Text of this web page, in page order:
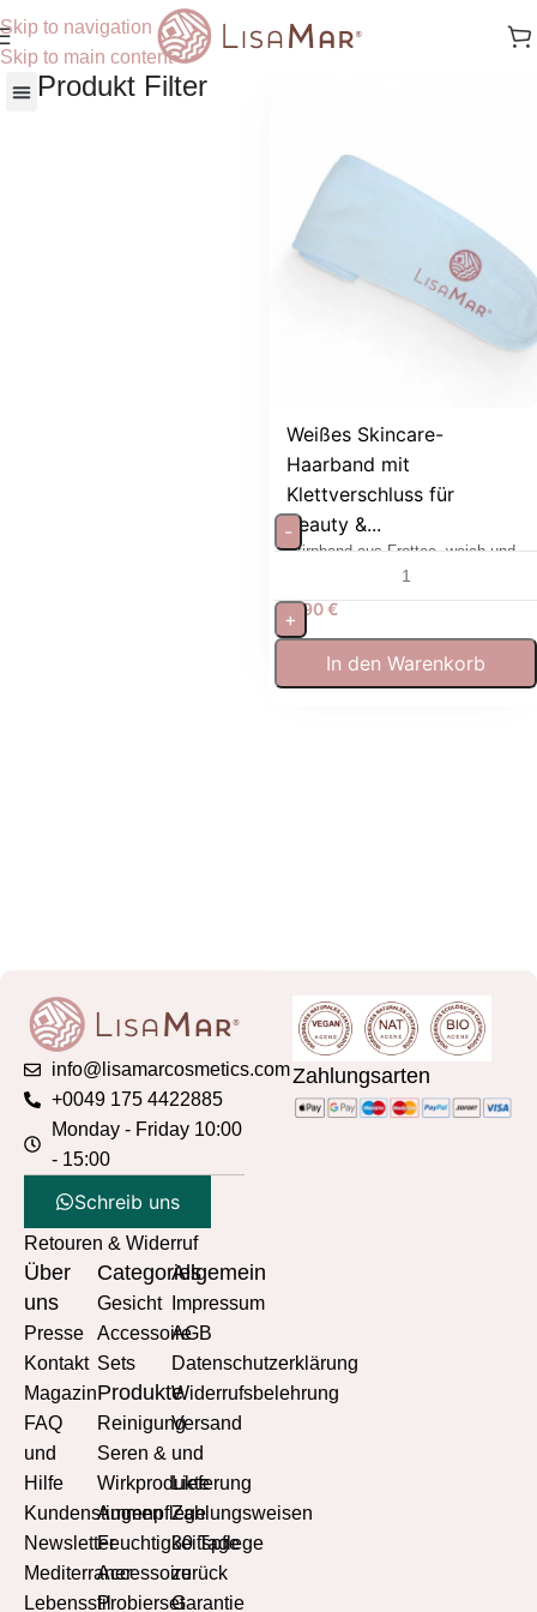
Skip to navigation
Skip to main content
Produkt Filter
Weißes Skincare-
Haarband mit
Klettverschluss für
Beauty &...
Stirnband aus Frottee, weich und
waschbar für Gesichtspflege
5,90€
-
+
In den Warenkorb
info@lisamarcosmetics.com
+0049 175 4422885
Monday - Friday 10:00
- 15:00
Schreib uns
Retouren & Widerruf
Über
uns
Presse
Kontakt
Magazin
FAQ
und
Hilfe
Kundenstimmen
Newsletter
Mediterraner
Lebensstil
Categories
Gesicht
Accessoire
Sets
Produkte
Reinigung
Seren &
Wirkprodukte
Augenpflege
Feuchtigkeitspflege
Accessoire
Probierset
Allgemein
Impressum
AGB
Datenschutzerklärung
Widerrufsbelehrung
Versand
und
Lieferung
Zahlungsweisen
30 Tage
zurück
Garantie
Zahlungsarten